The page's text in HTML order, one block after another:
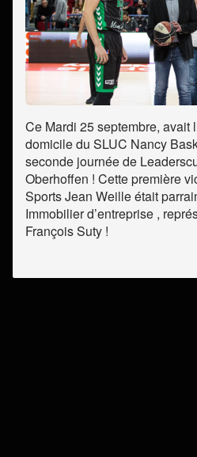
Ce Mardi 25 septembre, avait
domicile du SLUC Nancy
seconde journée de
Oberhoffen ! Cette première
Sports Jean Weille était
Immobilier d’entreprise ,
François Suty !